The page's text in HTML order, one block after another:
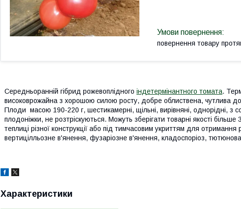
повернення товару
Середньоранній гібрид рожевоплідного індетермінантного томата.
високоврожайна з хорошою силою росту, добре облиствена, чутлива
Плоди масою 190-220 г, шестикамерні, щільні, вирівняні, однорідні, з
плодоніжки, не розтріскуються. Можуть зберігати товарні якості
теплиці різної конструкції або під тимчасовим укриттям для отримання
вертицілльозне в'янення, фузаріозне в'янення, кладоспоріоз,
Характеристики